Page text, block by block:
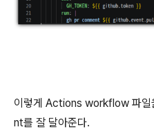
이렇게 Actions workflow 파일
nt를 잘 달아준다.